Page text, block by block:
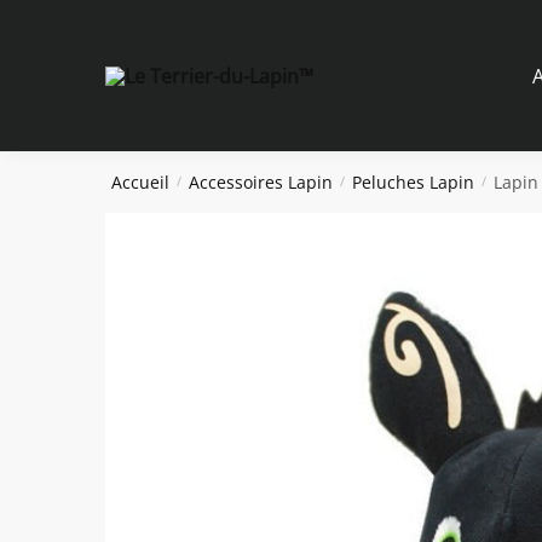
Accueil / Accessoires Lapin / Peluches Lapin /